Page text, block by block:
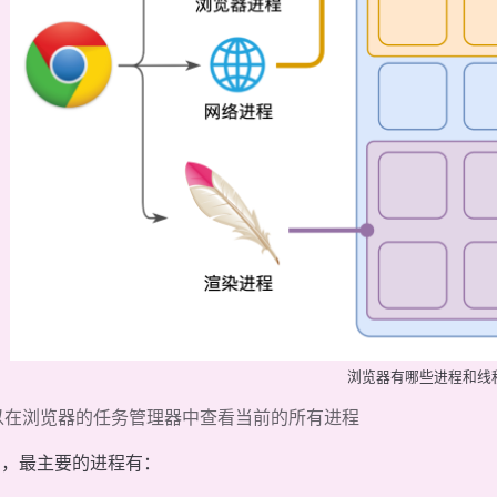
浏览器有哪些进程和线
在浏览器的任务管理器中查看当前的所有进程
最主要的进程有：